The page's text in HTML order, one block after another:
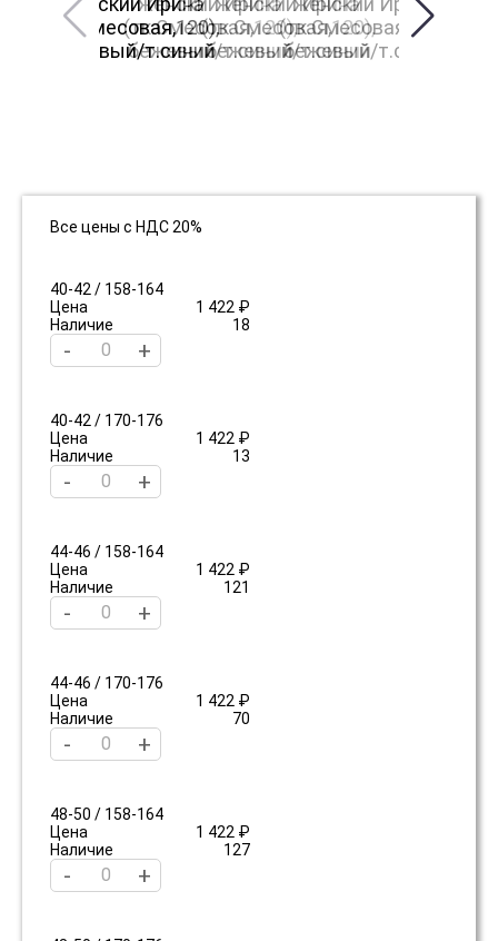
Все цены с НДС 20%
40-42 / 158-164
Цена
1 422 ₽
Наличие
18
- +
40-42 / 170-176
Цена
1 422 ₽
Наличие
13
- +
44-46 / 158-164
Цена
1 422 ₽
Наличие
121
- +
44-46 / 170-176
Цена
1 422 ₽
Наличие
70
- +
48-50 / 158-164
Цена
1 422 ₽
Наличие
127
- +